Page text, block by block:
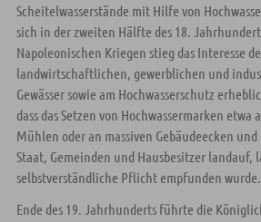
Scheitelwasserstände mit Hilfe von
sich in der zweiten Hälfte des 18.
Napoleonischen Kriegen stieg das Interesse
landwirtschaftlichen, gewerblichen und
Gewässer sowie am Hochwasserschutz
dass das Setzen von Hochwassermarken etwa
Mühlen oder an massiven Gebäudeecken
Staat, Gemeinden und Hausbesitzer landauf,
selbstverständliche Pflicht empfunden wurde.
Ende des 19. Jahrhunderts führte die